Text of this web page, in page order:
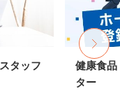
タッフ
健康食品
ター